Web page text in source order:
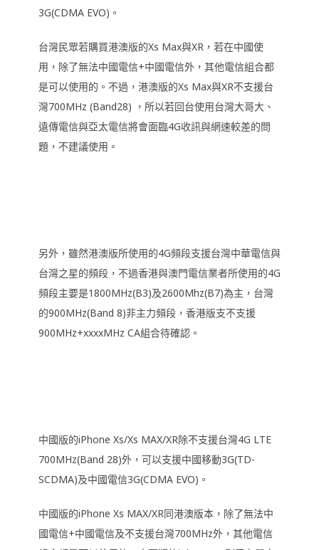
3G(CDMA EVO)。
台灣民眾若購買港澳版的Xs Max與XR，若在中國使
用，除了無法中國電信+中國電信外，其他電信組合都
是可以使用的。不過，港澳版的Xs Max與XR不支援台
灣700MHz (Band28) ，所以若回台使用台灣大哥大、
遠傳電信與亞太電信將會面臨4G收訊與網速較差的問
題，不建議使用。
另外，雖然港澳版所使用的4G頻段支援台灣中華電信與
台灣之星的頻段，不過香港與澳門電信業者所使用的4G
頻段主要是1800MHz(B3)及2600Mhz(B7)為主，台灣
的900MHz(Band 8)非主力頻段，香港版支不支援
900MHz+xxxxMHz CA組合待確認。
中國版的iPhone Xs/Xs MAX/XR除不支援台灣4G LTE
700MHz(Band 28)外，可以支援中國移動3G(TD-
SCDMA)及中國電信3G(CDMA EVO)。
中國版的iPhone Xs MAX/XR同港澳版本，除了無法中
國電信+中國電信及不支援台灣700MHz外，其他電信